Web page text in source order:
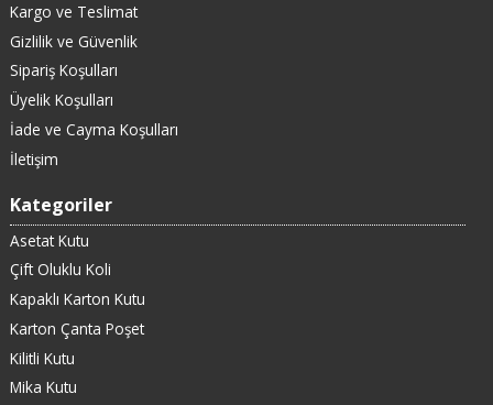
Kargo ve Teslimat
Gizlilik ve Güvenlik
Sipariş Koşulları
Üyelik Koşulları
İade ve Cayma Koşulları
İletişim
Kategoriler
Asetat Kutu
Çift Oluklu Koli
Kapaklı Karton Kutu
Karton Çanta Poşet
Kilitli Kutu
Mika Kutu